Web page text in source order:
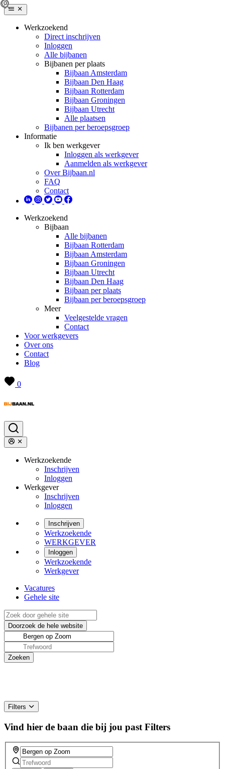
Werkzoekend
Direct inschrijven
Inloggen
Alle bijbanen
Bijbanen per plaats
Bijbaan Amsterdam
Bijbaan Den Haag
Bijbaan Rotterdam
Bijbaan Groningen
Bijbaan Utrecht
Alle plaatsen
Bijbanen per beroepsgroep
Informatie
Ik ben werkgever
Inloggen als werkgever
Aanmelden als werkgever
Over Bijbaan.nl
FAQ
Contact
Werkzoekend
Bijbaan
Alle bijbanen
Bijbaan Rotterdam
Bijbaan Amsterdam
Bijbaan Groningen
Bijbaan Utrecht
Bijbaan Den Haag
Bijbaan per plaats
Bijbaan per beroepsgroep
Meer
Veelgestelde vragen
Contact
Voor werkgevers
Over ons
Contact
Blog
0
Werkzoekende
Inschrijven
Inloggen
Werkgever
Inschrijven
Inloggen
Inschrijven
Werkzoekende
WERKGEVER
Inloggen
Werkzoekende
Werkgever
Vacatures
Gehele site
Filters
Vind hier de baan die bij jou past Filters